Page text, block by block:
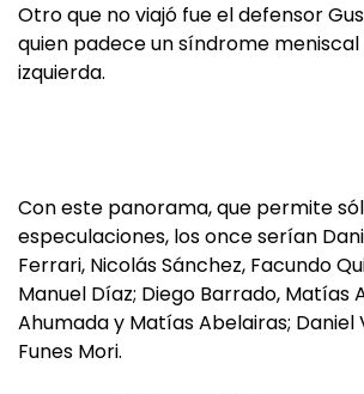
Otro que no viajó fue el defensor
quien padece un síndrome
izquierda.
Con este panorama, que permite
especulaciones, los once serían
Ferrari, Nicolás Sánchez, Facundo
Manuel Díaz; Diego Barrado, Matías
Ahumada y Matías Abelairas; Daniel
Funes Mori.